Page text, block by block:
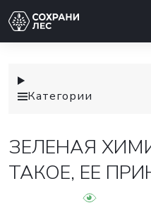
Категории
ЗЕЛЕНАЯ
ТАКОЕ, ЕЕ